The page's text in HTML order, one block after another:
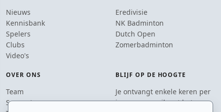
Nieuws
Kennisbank
Spelers
Clubs
Video's
Eredivisie
NK Badminton
Dutch Open
Zomerbadminton
OVER ONS
Team
Supporters
BLIJF OP DE HOOGTE
Je ontvangt enkele keren per
jaar een e-mail met het